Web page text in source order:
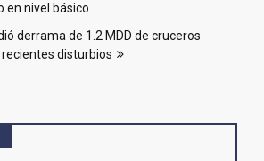
en nivel básico
derrama de 1.2 MDD de cruceros
disturbios